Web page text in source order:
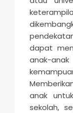
dapat
anak-
anak
sekolah,